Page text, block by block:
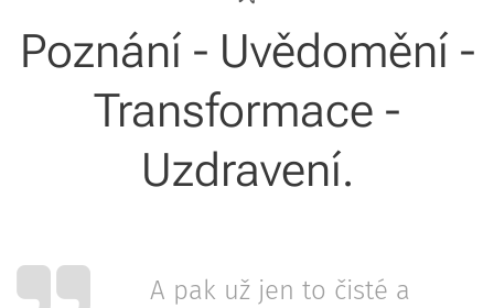
Poznání - Uvědomění -
Transformace -
Uzdravení.
A pak už jen to čisté a